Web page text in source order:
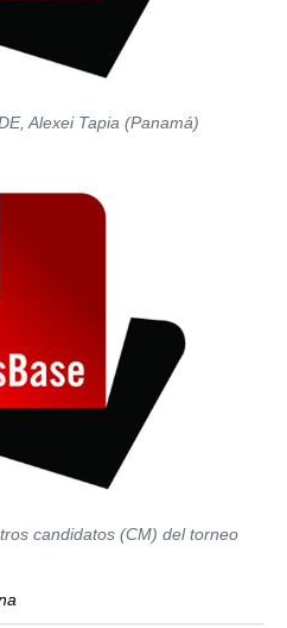
Alexei Tapia (Panamá)
candidatos (CM) del torneo